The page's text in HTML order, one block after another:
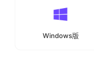
Windows版